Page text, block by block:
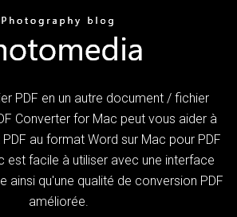
PDF en un autre document / fichier
Converter for Mac peut vous aider à
au format Word sur Mac pour PDF
est facile à utiliser avec une interface
ainsi qu'une qualité de conversion PDF
améliorée.